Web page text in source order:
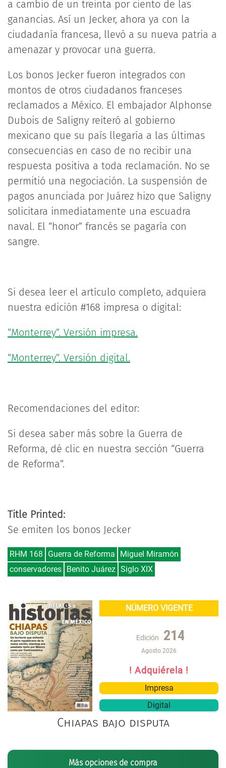
a cambio de un treinta por ciento de las
ganancias. Así un Jecker, ahora ya con la
ciudadanía francesa, llevó a su nueva patria a
amenazar y provocar una guerra.
Los bonos Jecker fueron integrados con
montos de otros ciudadanos franceses
reclamados a México. El embajador Alphonse
Dubois de Saligny reiteró al gobierno
mexicano que su país llegaría a las últimas
consecuencias en caso de no recibir una
respuesta positiva a toda reclamación. No se
permitió una negociación. La suspensión de
pagos anunciada por Juárez hizo que Saligny
solicitara inmediatamente una escuadra
naval. El “honor” francés se pagaría con
sangre.
Si desea leer el artículo completo, adquiera
nuestra edición #168 impresa o digital:
“Monterrey”. Versión impresa.
“Monterrey”. Versión digital.
Recomendaciones del editor:
Si desea saber más sobre la Guerra de
Reforma, dé clic en nuestra sección “Guerra
de Reforma”.
Title Printed:
Se emiten los bonos Jecker
RHM 168 Guerra de Reforma
Miguel Miramón
conservadores Benito Juárez Siglo XIX
NÚMERO VIGENTE
Edición 214
Agosto 2026
! Adquiérela !
Impresa
Digital
Chiapas bajo disputa
Más opciones de compra